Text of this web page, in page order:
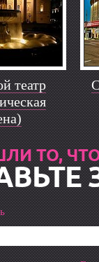
театр
ТО,